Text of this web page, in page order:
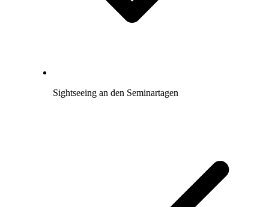
Sightseeing an den Seminartagen